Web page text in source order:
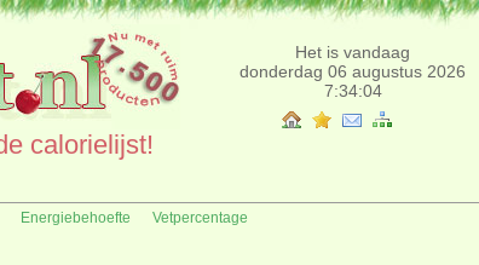
Het is vandaag
donderdag 06 augustus 2026
7:34:04
calorielijst!
Energiebehoefte Vetpercentage